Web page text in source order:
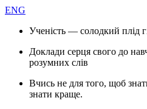
ENG
Ученість — солодкий плід
Доклади серця свого до
розумних слів
Вчись не для того, щоб
знати краще.